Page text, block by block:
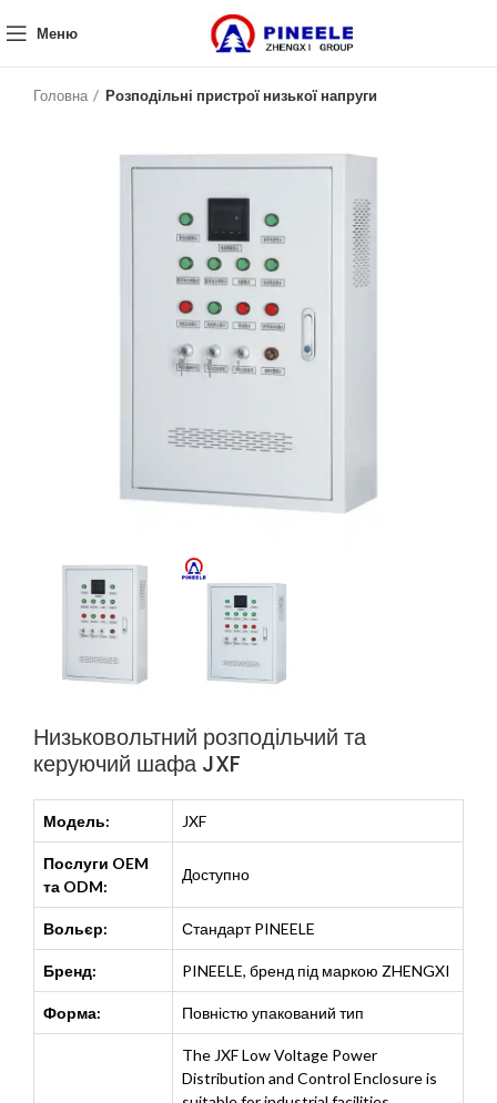
Меню
Головна Розподільні пристрої низької напруги
Низьковольтний розподільчий та
керуючий шафа JXF
Модель: JXF
Послуги OEM
та ODM:
Доступно
Вольєр: Стандарт PINEELE
Бренд: PINEELE, бренд під маркою ZHENGXI
Форма: Повністю упакований тип
The JXF Low Voltage Power
Distribution and Control Enclosure is